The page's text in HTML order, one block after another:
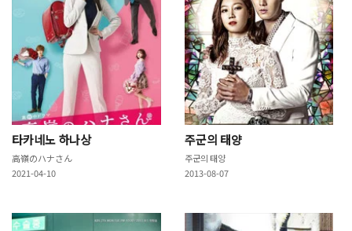
타카네노 하나상
高嶺のハナさん
2021-04-10
주군의 태양
주군의 태양
2013-08-07